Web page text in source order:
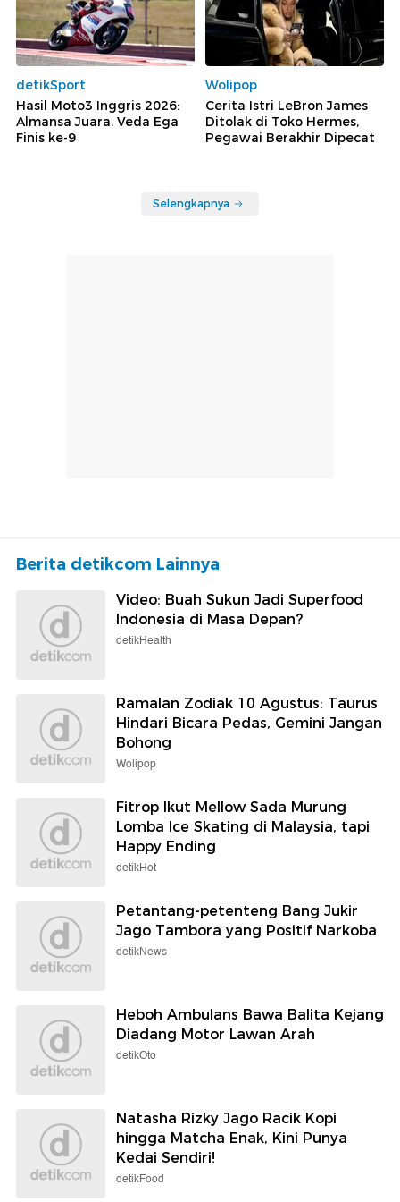
detikSport
Hasil Moto3 Inggris 2026:
Almansa Juara, Veda Ega
Finis ke-9
Wolipop
Cerita Istri LeBron James
Ditolak di Toko Hermes,
Pegawai Berakhir Dipecat
Selengkapnya
Berita detikcom Lainnya
Video: Buah Sukun Jadi Superfood
Indonesia di Masa Depan?
detikHealth
Ramalan Zodiak 10 Agustus: Taurus
Hindari Bicara Pedas, Gemini Jangan
Bohong
Wolipop
Fitrop Ikut Mellow Sada Murung
Lomba Ice Skating di Malaysia, tapi
Happy Ending
detikHot
Petantang-petenteng Bang Jukir
Jago Tambora yang Positif Narkoba
detikNews
Heboh Ambulans Bawa Balita Kejang
Diadang Motor Lawan Arah
detikOto
Natasha Rizky Jago Racik Kopi
hingga Matcha Enak, Kini Punya
Kedai Sendiri!
detikFood